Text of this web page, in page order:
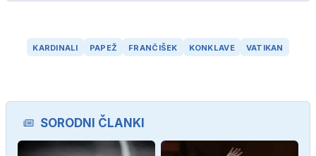
KARDINALI PAPEŽ FRANČIŠEK KONKLAVE VATIKAN
SORODNI ČLANKI